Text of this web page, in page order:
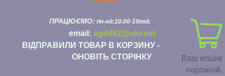
Ваш кошик
порожній.
ПРАЦЮЄМО: пн-нд:10.00-19год.
email: agd482@ukr.net
ВІДПРАВИЛИ ТОВАР В КОРЗИНУ -
ОНОВІТЬ СТОРІНКУ